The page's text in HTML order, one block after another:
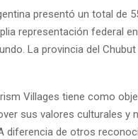
presentó un total de
representación federal
La provincia del
Villages tiene como
sus valores culturales y
diferencia de otros